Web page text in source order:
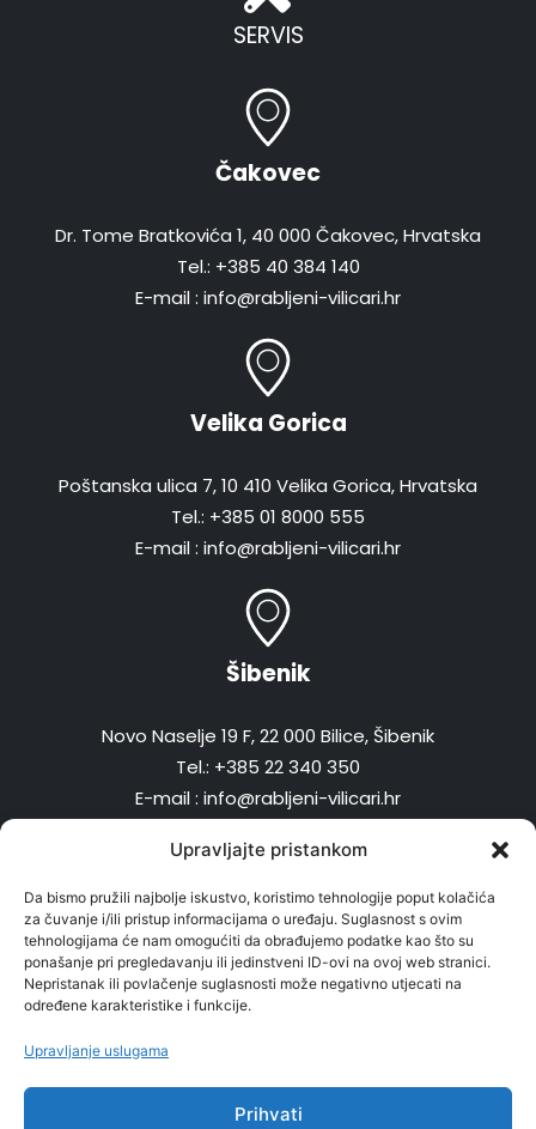
Upravljajte pristankom
Da bismo pružili najbolje iskustvo, koristimo tehnologije poput kolačića
za čuvanje i/ili pristup informacijama o uređaju. Suglasnost s ovim
tehnologijama će nam omogućiti da obrađujemo podatke kao što su
ponašanje pri pregledavanju ili jedinstveni ID-ovi na ovoj web stranici.
Nepristanak ili povlačenje suglasnosti može negativno utjecati na
određene karakteristike i funkcije.
Upravljanje uslugama
Prihvati
SERVIS
Čakovec
Dr. Tome Bratkovića 1, 40 000 Čakovec, Hrvatska
Tel.: +385 40 384 140
E-mail : info@rabljeni-vilicari.hr
Velika Gorica
Poštanska ulica 7, 10 410 Velika Gorica, Hrvatska
Tel.: +385 01 8000 555
E-mail : info@rabljeni-vilicari.hr
Šibenik
Novo Naselje 19 F, 22 000 Bilice, Šibenik
Tel.: +385 22 340 350
E-mail : info@rabljeni-vilicari.hr
Radno vrijeme
Pon – pet: 08:00 – 16:00
Politika zaštite osobnih podataka kupaca i poslovnih partnera
Pravilnik o zaštiti, obradi i postupanju s osobnim podacima